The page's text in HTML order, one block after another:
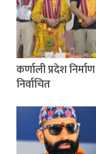
कर्णाली प्रदेश
निर्वाचित